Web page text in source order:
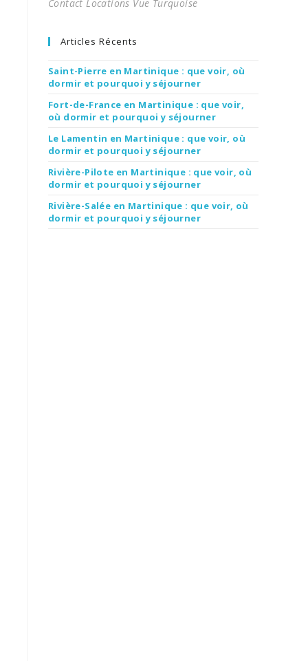
Contact Locations Vue Turquoise
Articles Récents
Saint-Pierre en Martinique : que voir, où
dormir et pourquoi y séjourner
Fort-de-France en Martinique : que voir,
où dormir et pourquoi y séjourner
Le Lamentin en Martinique : que voir, où
dormir et pourquoi y séjourner
Rivière-Pilote en Martinique : que voir, où
dormir et pourquoi y séjourner
Rivière-Salée en Martinique : que voir, où
dormir et pourquoi y séjourner